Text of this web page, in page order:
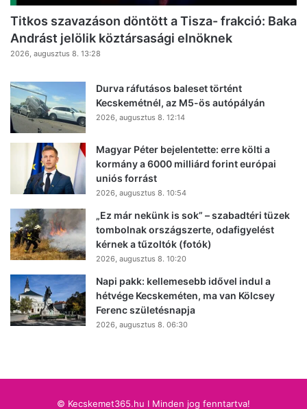
Titkos szavazáson döntött a Tisza- frakció: Baka
Andrást jelölik köztársasági elnöknek
2026, augusztus 8. 13:28
Durva ráfutásos baleset történt
Kecskemétnél, az M5-ös autópályán
2026, augusztus 8. 12:14
Magyar Péter bejelentette: erre költi a
kormány a 6000 milliárd forint európai
uniós forrást
2026, augusztus 8. 10:54
„Ez már nekünk is sok” – szabadtéri tüzek
tombolnak országszerte, odafigyelést
kérnek a tűzoltók (fotók)
2026, augusztus 8. 10:20
Napi pakk: kellemesebb idővel indul a
hétvége Kecskeméten, ma van Kölcsey
Ferenc születésnapja
2026, augusztus 8. 06:30
© Kecskemet365.hu I Minden jog fenntartva!